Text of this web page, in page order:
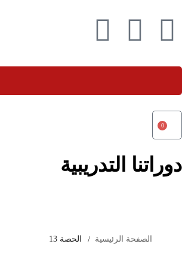
0
دوراتنا التدريبية
الصفحة الرئيسية الحصة 13